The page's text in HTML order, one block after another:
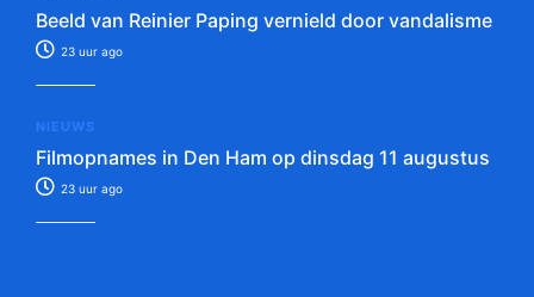
Beeld van Reinier Paping vernield door vandalisme
23 uur ago
NIEUWS
Filmopnames in Den Ham op dinsdag 11 augustus
23 uur ago